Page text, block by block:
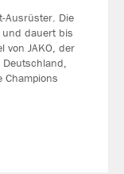
Ausrüster. Die
und dauert bis
von JAKO, der